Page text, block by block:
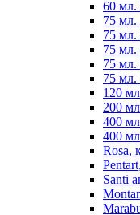
60 мл.
75 мл.
75 мл.
75 мл.
75 мл.
75 мл.
120
200
400
400
Rosa,
Santi